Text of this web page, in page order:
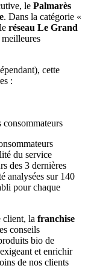
le Palmarès
. Dans la catégorie «
réseau Le Grand
meilleures
cette
:
consommateurs
du service
des 3 dernières
analysées sur 140
pour chaque
client, la franchise
conseils
bio de
et enrichir
de nos clients